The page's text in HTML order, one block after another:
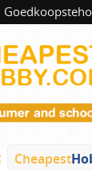
Cheapest